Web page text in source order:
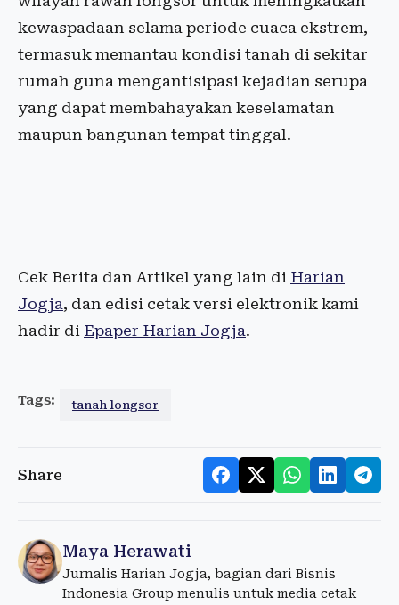
kewaspadaan selama periode cuaca ekstrem,
termasuk memantau kondisi tanah di sekitar
rumah guna mengantisipasi kejadian serupa
yang dapat membahayakan keselamatan
maupun bangunan tempat tinggal.
Cek Berita dan Artikel yang lain di Harian
Jogja, dan edisi cetak versi elektronik kami
hadir di Epaper Harian Jogja.
Tags: tanah longsor
Share
Maya Herawati
Jurnalis Harian Jogja, bagian dari Bisnis
Indonesia Group menulis untuk media cetak